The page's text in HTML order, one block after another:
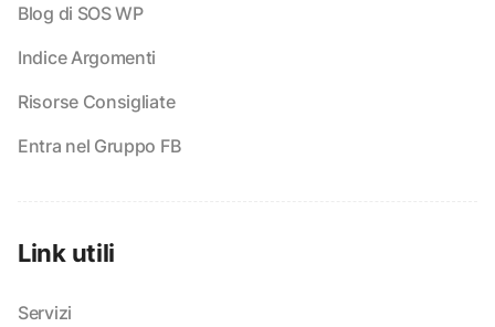
Blog di SOS WP
Indice Argomenti
Risorse Consigliate
Entra nel Gruppo FB
Link utili
Servizi